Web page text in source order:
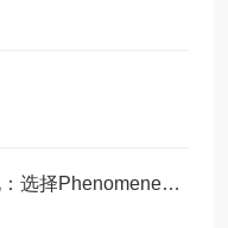
二硫键修饰肽的高效分析与纯化：选择Phenomenex Luna的理由